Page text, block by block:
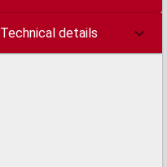
Technical details